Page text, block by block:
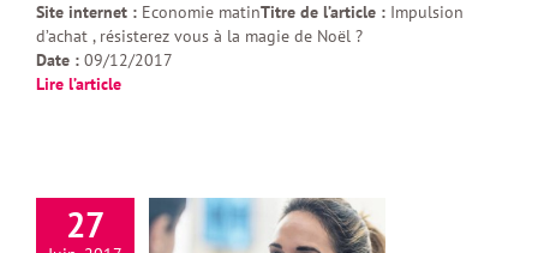
Site internet : Economie matinTitre de l’article : Impulsion
d’achat , résisterez vous à la magie de Noël ?
Date : 09/12/2017
Lire l’article
27